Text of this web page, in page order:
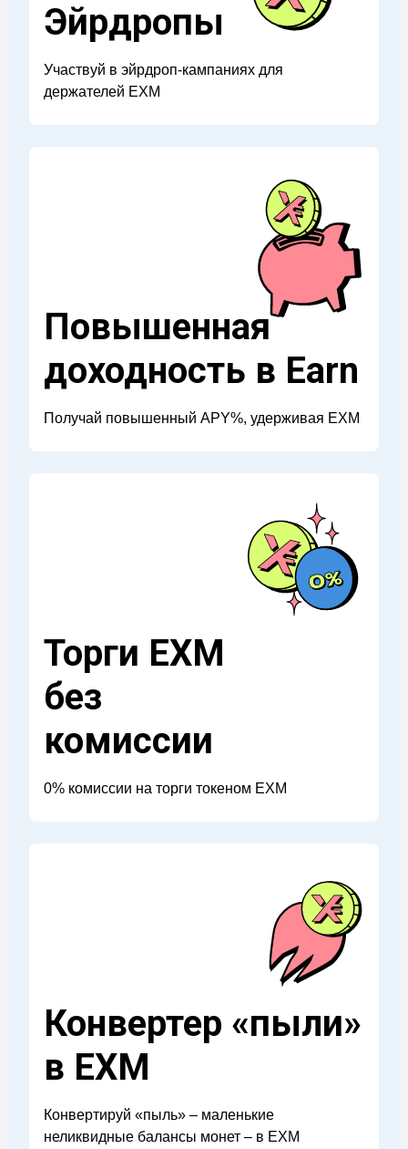
Эйрдропы
Участвуй в эйрдроп-кампаниях для
держателей EXM
Повышенная
доходность в Earn
Получай повышенный APY%, удерживая EXM
Торги EXM
без
комиссии
0% комиссии на торги токеном EXM
Конвертер «пыли»
в EXM
Конвертируй «пыль» – маленькие
неликвидные балансы монет – в EXM